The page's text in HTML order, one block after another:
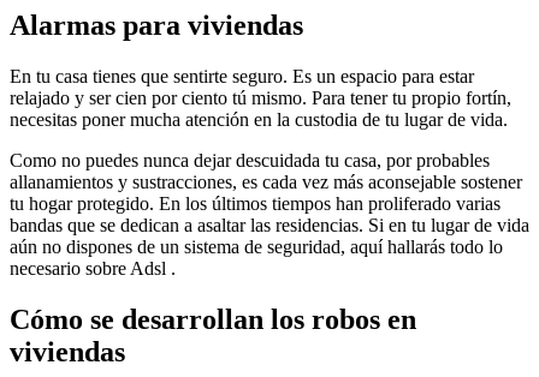
Alarmas para viviendas
En tu casa tienes que sentirte seguro. Es un espacio para estar
relajado y ser cien por ciento tú mismo. Para tener tu propio fortín,
necesitas poner mucha atención en la custodia de tu lugar de vida.
Como no puedes nunca dejar descuidada tu casa, por probables
allanamientos y sustracciones, es cada vez más aconsejable sostener
tu hogar protegido. En los últimos tiempos han proliferado varias
bandas que se dedican a asaltar las residencias. Si en tu lugar de vida
aún no dispones de un sistema de seguridad, aquí hallarás todo lo
necesario sobre Adsl .
Cómo se desarrollan los robos en
viviendas